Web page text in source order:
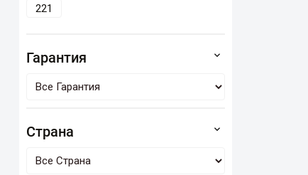
221
Гарантия
Страна